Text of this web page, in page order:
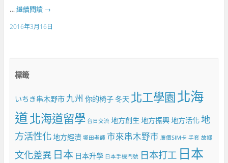
… 繼續閱讀 →
2016年3月16日
標籤
いちき串木野市 九州 你的椅子冬天 北工學園北海
道北海道留學 台日交流 地方創生 地方振興地方活化地
方活性化地方經濟 塚田老師 市來串木野市 廉價SIM卡 手套 故鄉
文化差異 日本 日本升學 日本手機門號 日本打工 日本